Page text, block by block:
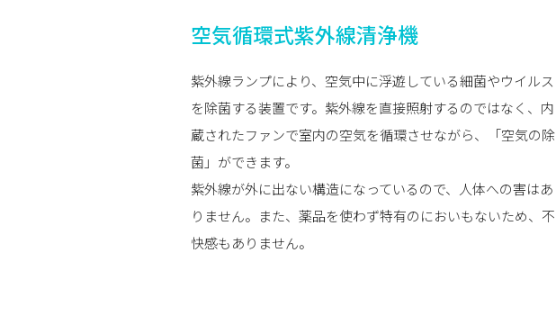
空気循環式紫外線清浄機
紫外線ランプにより、空気中に浮遊している細菌やウイルス
を除菌する装置です。紫外線を直接照射するのではなく、内
蔵されたファンで室内の空気を循環させながら、「空気の除
菌」ができます。
紫外線が外に出ない構造になっているので、人体への害はあ
りません。また、薬品を使わず特有のにおいもないため、不
快感もありません。